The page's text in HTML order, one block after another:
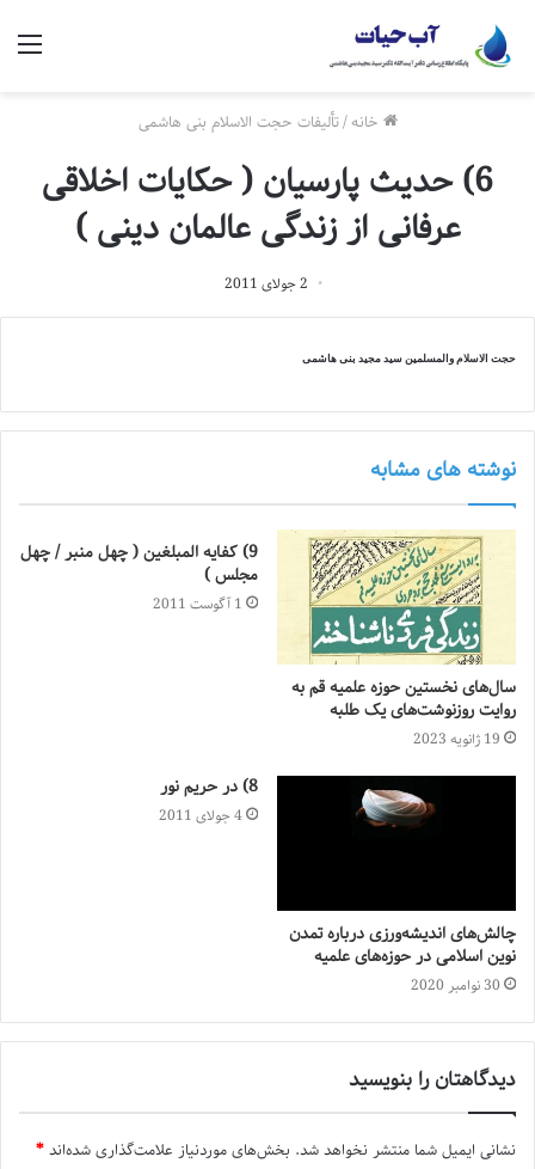
خانه/تألیفات حجت الاسلام بنی هاشمی
6) حدیث پارسیان ( حکایات اخلاقی
عرفانی از زندگی عالمان دینی )
2 جولای 2011
حجت الاسلام والمسلمین سید مجید بنی هاشمی
نوشته های مشابه
سال‌های نخستین حوزه علمیه قم به
روایت روزنوشت‌های یک طلبه
19 ژانویه 2023
9) کفایه المبلغین ( چهل منبر / چهل
مجلس )
1 آگوست 2011
چالش‌های اندیشه‌ورزی درباره تمدن
نوین اسلامی در حوزه‌های علمیه
30 نوامبر 2020
8) در حریم نور
4 جولای 2011
دیدگاهتان را بنویسید
نشانی ایمیل شما منتشر نخواهد شد. بخش‌های موردنیاز علامت‌گذاری شده‌اند*